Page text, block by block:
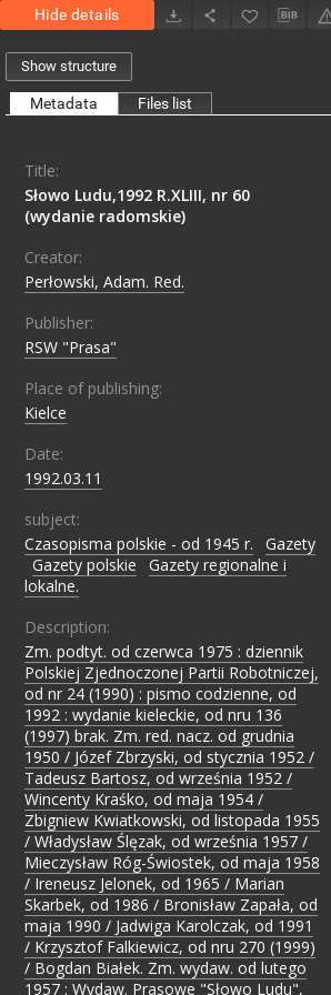
Hide details
Show structure
Metadata Files list
Title:
Słowo Ludu,1992 R.XLIII, nr 60
(wydanie radomskie)
Creator:
Perłowski, Adam. Red.
Publisher:
RSW "Prasa"
Place of publishing:
Kielce
Date:
1992.03.11
subject:
Czasopisma polskie - od 1945 r.
Gazety
Gazety polskie
Gazety regionalne i
lokalne.
Description:
Zm. podtyt. od czerwca 1975 : dziennik
Polskiej Zjednoczonej Partii Robotniczej,
od nr 24 (1990) : pismo codzienne, od
1992 : wydanie kieleckie, od nru 136
(1997) brak. Zm. red. nacz. od grudnia
1950 / Józef Zbrzyski, od stycznia 1952 /
Tadeusz Bartosz, od września 1952 /
Wincenty Kraśko, od maja 1954 /
Zbigniew Kwiatkowski, od listopada 1955
/ Władysław Ślęzak, od września 1957 /
Mieczysław Róg-Świostek, od maja 1958
/ Ireneusz Jelonek, od 1965 / Marian
Skarbek, od 1986 / Bronisław Zapała, od
maja 1990 / Jadwiga Karolczak, od 1991
/ Krzysztof Falkiewicz, od nru 270 (1999)
/ Bogdan Białek. Zm. wydaw. od lutego
1957 : Wydaw. Prasowe "Słowo Ludu",